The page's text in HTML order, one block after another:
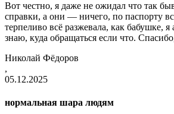
Вот честно, я даже не ожидал что так
справки, а они — ничего, по паспорту
терпеливо всё разжевала, как бабушке,
знаю, куда обращаться если что.
Николай Фёдоров
,
05.12.2025
нормальная шара людям